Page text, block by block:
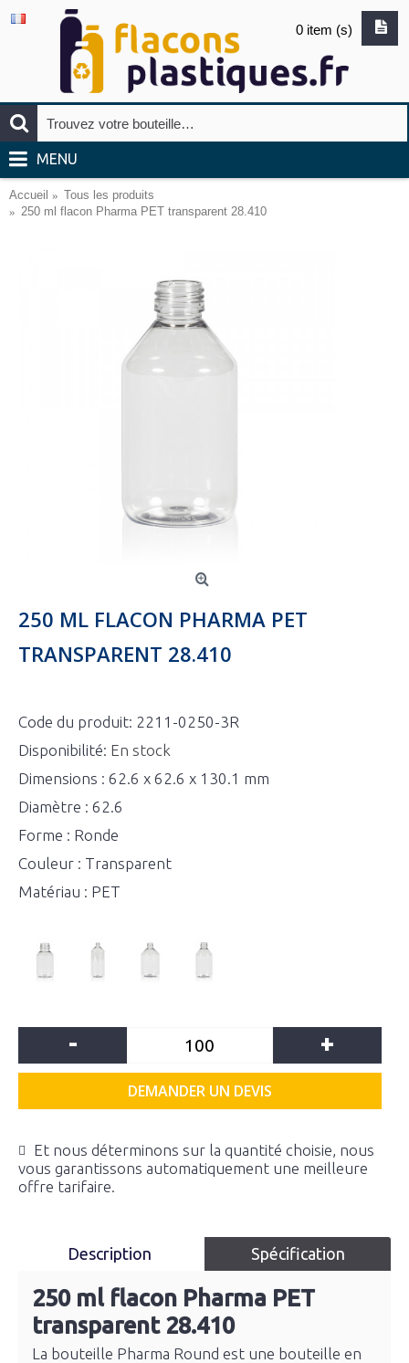
0 item (s)
MENU
Accueil
Tous les produits
250 ml flacon Pharma PET transparent 28.410
250 ML FLACON PHARMA PET
TRANSPARENT 28.410
Code du produit: 2211-0250-3R
Disponibilité: En stock
Dimensions : 62.6 x 62.6 x 130.1 mm
Diamètre : 62.6
Forme : Ronde
Couleur : Transparent
Matériau : PET
- +
DEMANDER UN DEVIS
Et nous déterminons sur la quantité choisie, nous
vous garantissons automatiquement une meilleure
offre tarifaire.
Description Spécification
250 ml flacon Pharma PET
transparent 28.410
La bouteille Pharma Round est une bouteille en